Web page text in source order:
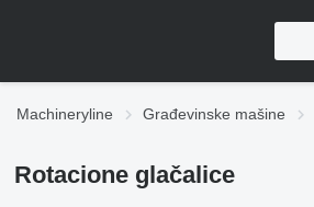
Machineryline Građevinske mašine
Rotacione glačalice